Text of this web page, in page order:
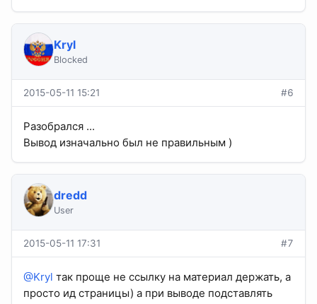
Kryl
Blocked
2015-05-11 15:21 #6
Разобрался ...
Вывод изначально был не правильным )
dredd
User
2015-05-11 17:31 #7
@Kryl так проще не ссылку на материал держать, а
просто ид страницы) а при выводе подставлять